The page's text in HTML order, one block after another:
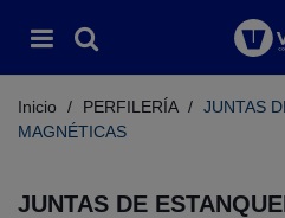
Inicio / PERFILERÍA / JUNTAS
MAGNÉTICAS
JUNTAS DE